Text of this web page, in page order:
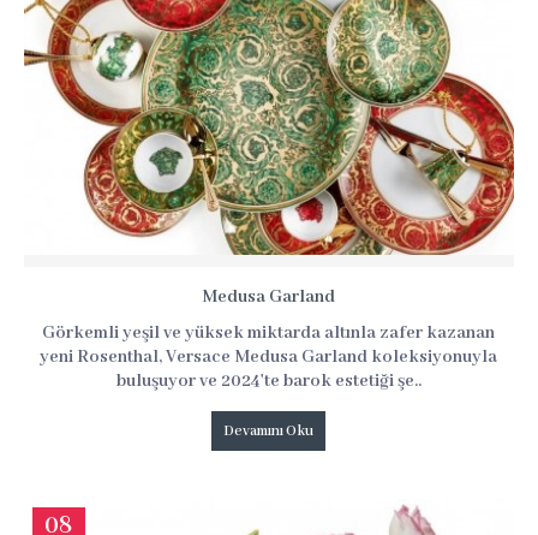
Medusa Garland
Görkemli yeşil ve yüksek miktarda altınla zafer kazanan
yeni Rosenthal, Versace Medusa Garland koleksiyonuyla
buluşuyor ve 2024'te barok estetiği şe..
Devamını Oku
08